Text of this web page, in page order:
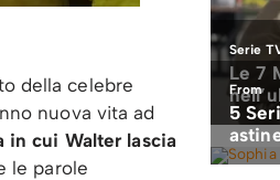
della celebre
nuova vita ad
in cui Walter lascia
le parole